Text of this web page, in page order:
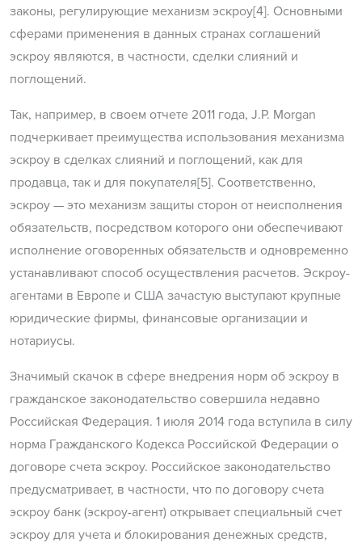
законы, регулирующие механизм эскроу[4]. Основными
сферами применения в данных странах соглашений
эскроу являются, в частности, сделки слияний и
поглощений.
Так, например, в своем отчете 2011 года, J.P. Morgan
подчеркивает преимущества использования механизма
эскроу в сделках слияний и поглощений, как для
продавца, так и для покупателя[5]. Соответственно,
эскроу — это механизм защиты сторон от неисполнения
обязательств, посредством которого они обеспечивают
исполнение оговоренных обязательств и одновременно
устанавливают способ осуществления расчетов. Эскроу-
агентами в Европе и США зачастую выступают крупные
юридические фирмы, финансовые организации и
нотариусы.
Значимый скачок в сфере внедрения норм об эскроу в
гражданское законодательство совершила недавно
Российская Федерация. 1 июля 2014 года вступила в силу
норма Гражданского Кодекса Российской Федерации о
договоре счета эскроу. Российское законодательство
предусматривает, в частности, что по договору счета
эскроу банк (эскроу-агент) открывает специальный счет
эскроу для учета и блокирования денежных средств,